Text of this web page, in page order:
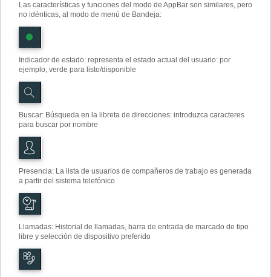
Las características y funciones del modo de AppBar son similares, pero
no idénticas, al modo de menú de Bandeja:
Indicador de estado: representa el estado actual del usuario: por
ejemplo, verde para listo/disponible
Buscar: Búsqueda en la libreta de direcciones: introduzca caracteres
para buscar por nombre
Presencia: La lista de usuarios de compañeros de trabajo es generada
a partir del sistema telefónico
Llamadas: Historial de llamadas, barra de entrada de marcado de tipo
libre y selección de dispositivo preferido